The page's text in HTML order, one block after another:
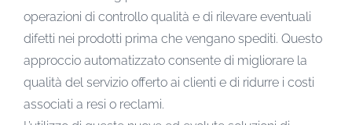
operazioni di controllo qualità e di rilevare eventuali
difetti nei prodotti prima che vengano spediti. Questo
approccio automatizzato consente di migliorare la
qualità del servizio offerto ai clienti e di ridurre i costi
associati a resi o reclami.